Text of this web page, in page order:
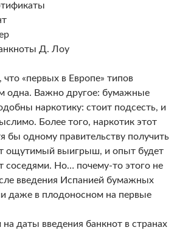
Д. Лоу
что «первых в Европе» типов
одна. Важно другое: бумажные
наркотику: стоит подсесть, и
Более того, наркотик этот
бы одному правительству получить
ощутимый выигрыш, и опыт будет
соседями. Но… почему-то этого не
введения Испанией бумажных
даже в плодоносном на первые
даты введения банкнот в странах